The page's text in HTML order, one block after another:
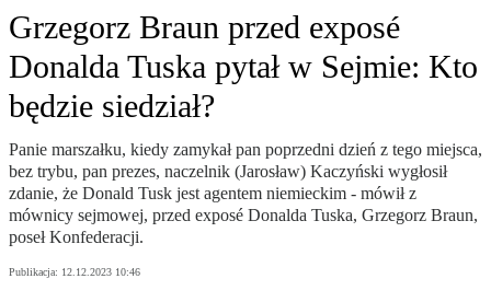
Grzegorz Braun przed exposé
Donalda Tuska pytał w Sejmie: Kto
będzie siedział?
Panie marszałku, kiedy zamykał pan poprzedni dzień z tego miejsca,
bez trybu, pan prezes, naczelnik (Jarosław) Kaczyński wygłosił
zdanie, że Donald Tusk jest agentem niemieckim - mówił z
mównicy sejmowej, przed exposé Donalda Tuska, Grzegorz Braun,
poseł Konfederacji.
Publikacja: 12.12.2023 10:46